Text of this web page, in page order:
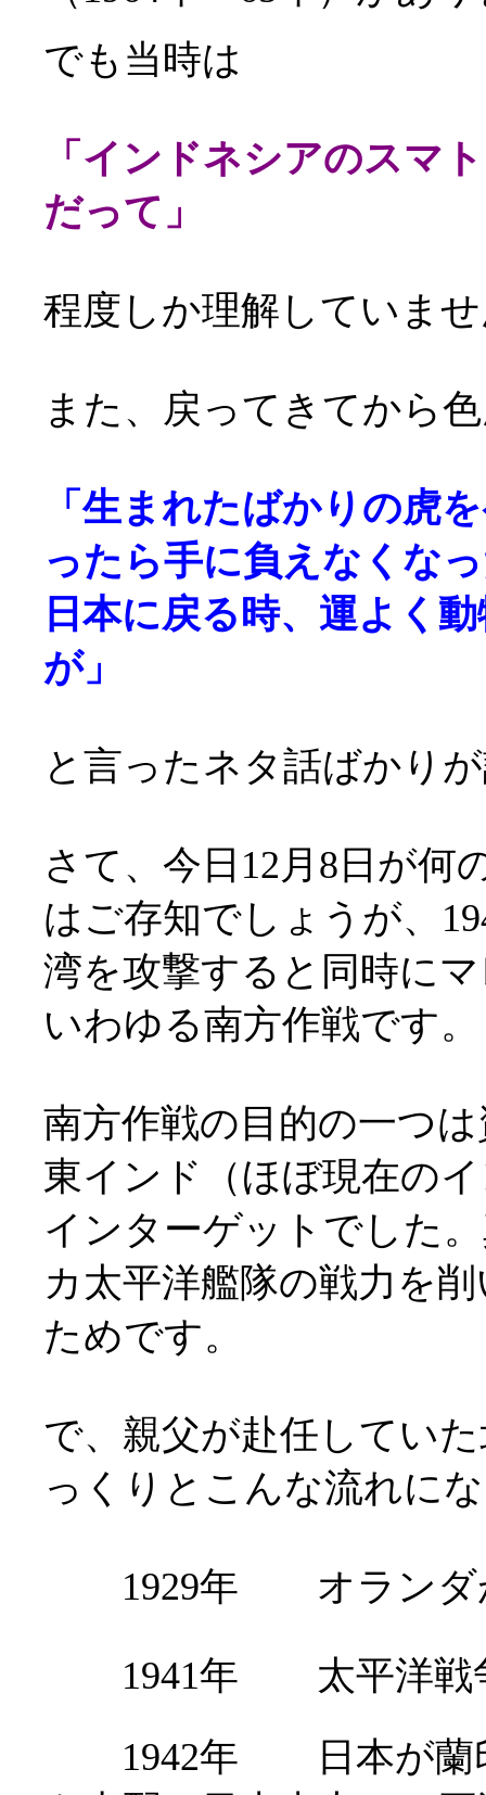
でも当時は
「インドネシアのスマ
だって」
程度しか理解していま
また、戻ってきてから
「生まれたばかりの虎
ったら手に負えなくな
日本に戻る時、運よく
が」
と言ったネタ話ばかり
さて、今日12月8日が何
はご存知でしょうが、
湾を攻撃すると同時に
いわゆる南方作戦です。
南方作戦の目的の一つ
東インド（ほぼ現在の
インターゲットでした
カ太平洋艦隊の戦力を
ためです。
で、親父が赴任してい
っくりとこんな流れに
1929年 オランダが
1941年 太平洋戦
1942年 日本が蘭印